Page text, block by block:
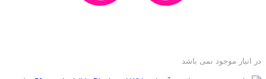
در انبار موجود نمی باشد